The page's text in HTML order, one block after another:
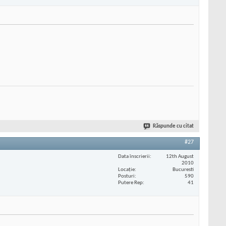
Răspunde cu citat
#27
Data înscrierii
12th August
2010
Locaţie
Bucuresti
Posturi
590
Putere Rep
41